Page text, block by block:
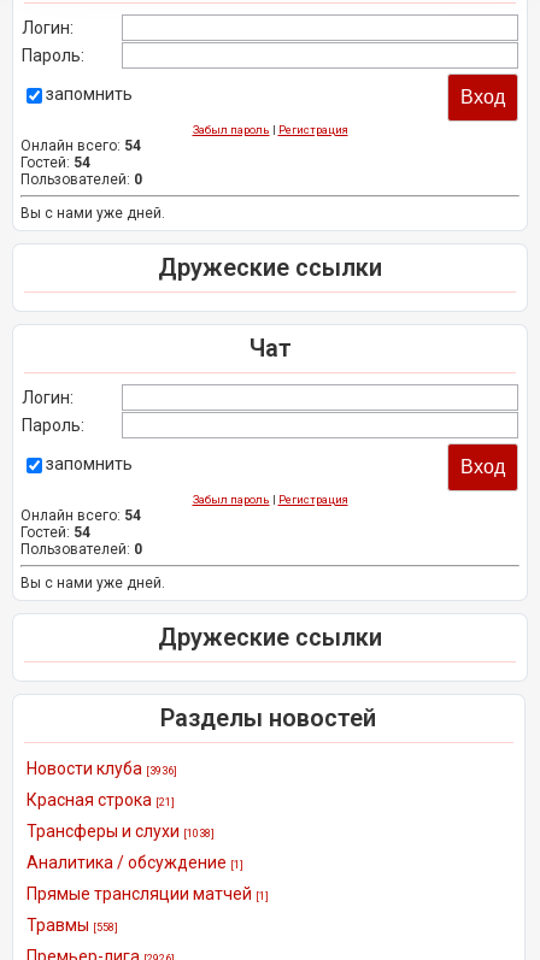
Логин:
Пароль:
запомнить
Забыл пароль | Регистрация
Онлайн всего: 54
Гостей: 54
Пользователей: 0
Вы с нами уже дней.
Дружеские ссылки
Чат
Логин:
Пароль:
запомнить
Забыл пароль | Регистрация
Онлайн всего: 54
Гостей: 54
Пользователей: 0
Вы с нами уже дней.
Дружеские ссылки
Разделы новостей
Новости клуба [3936]
Красная строка [21]
Трансферы и слухи [1038]
Аналитика / обсуждение [1]
Прямые трансляции матчей [1]
Травмы [558]